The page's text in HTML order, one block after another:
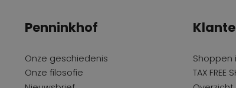
Penninkhof
Onze geschiedenis
Onze filosofie
Shoppen
TAX FREE